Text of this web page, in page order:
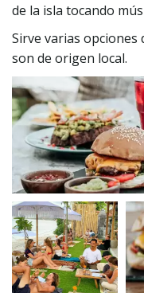
de la isla tocando
Sirve varias opciones
son de origen local.